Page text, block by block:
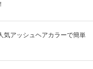
気アッシュヘアカラーで簡単